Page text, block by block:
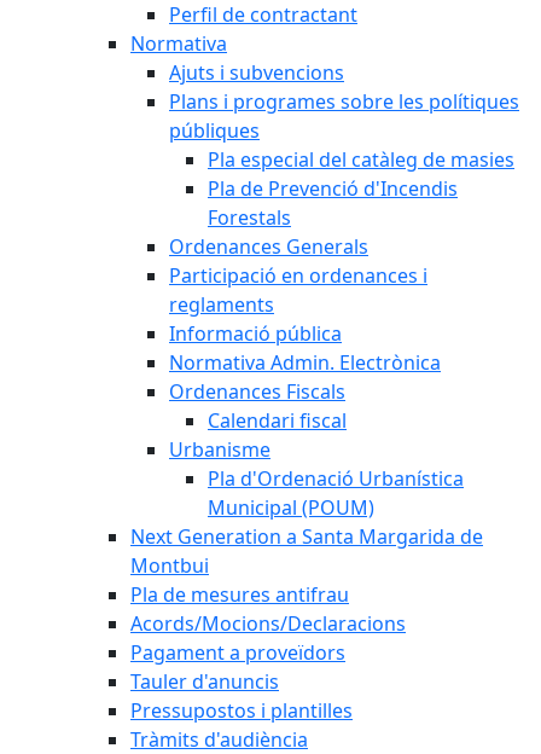
Perfil de contractant
Normativa
Ajuts i subvencions
Plans i programes sobre les polítiques
públiques
Pla especial del catàleg de masies
Pla de Prevenció d'Incendis
Forestals
Ordenances Generals
Participació en ordenances i
reglaments
Informació pública
Normativa Admin. Electrònica
Ordenances Fiscals
Calendari fiscal
Urbanisme
Pla d'Ordenació Urbanística
Municipal (POUM)
Next Generation a Santa Margarida de
Montbui
Pla de mesures antifrau
Acords/Mocions/Declaracions
Pagament a proveïdors
Tauler d'anuncis
Pressupostos i plantilles
Tràmits d'audiència